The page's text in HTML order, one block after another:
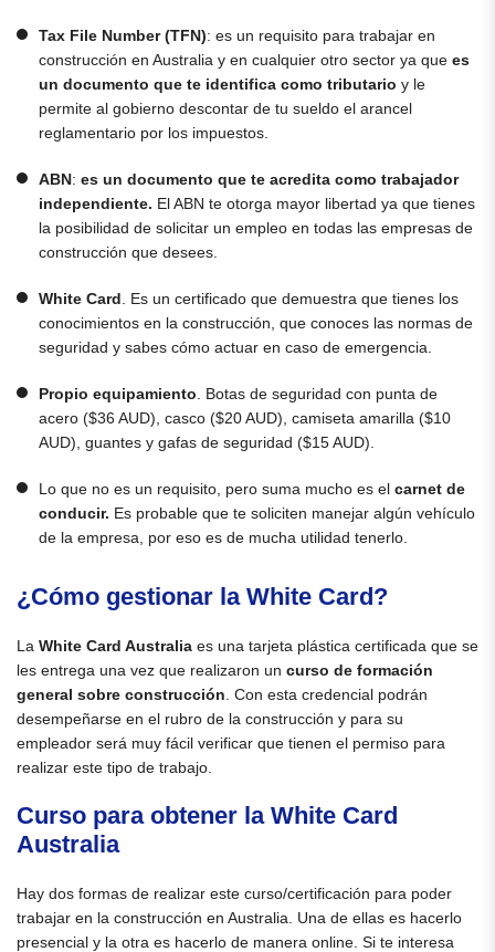
Tax File Number (TFN): es un requisito para trabajar en
construcción en Australia y en cualquier otro sector ya que es
un documento que te identifica como tributario y le
permite al gobierno descontar de tu sueldo el arancel
reglamentario por los impuestos.
ABN: es un documento que te acredita como trabajador
independiente. El ABN te otorga mayor libertad ya que tienes
la posibilidad de solicitar un empleo en todas las empresas de
construcción que desees.
White Card . Es un certificado que demuestra que tienes los
conocimientos en la construcción, que conoces las normas de
seguridad y sabes cómo actuar en caso de emergencia.
Propio equipamiento . Botas de seguridad con punta de
acero ($36 AUD), casco ($20 AUD), camiseta amarilla ($10
AUD), guantes y gafas de seguridad ($15 AUD).
Lo que no es un requisito, pero suma mucho es el carnet de
conducir. Es probable que te soliciten manejar algún vehículo
de la empresa, por eso es de mucha utilidad tenerlo.
¿Cómo gestionar la White Card?
La White Card Australia es una tarjeta plástica certificada que se
les entrega una vez que realizaron un curso de formación
general sobre construcción . Con esta credencial podrán
desempeñarse en el rubro de la construcción y para su
empleador será muy fácil verificar que tienen el permiso para
realizar este tipo de trabajo.
Curso para obtener la White Card
Australia
Hay dos formas de realizar este curso/certificación para poder
trabajar en la construcción en Australia. Una de ellas es hacerlo
presencial y la otra es hacerlo de manera online. Si te interesa